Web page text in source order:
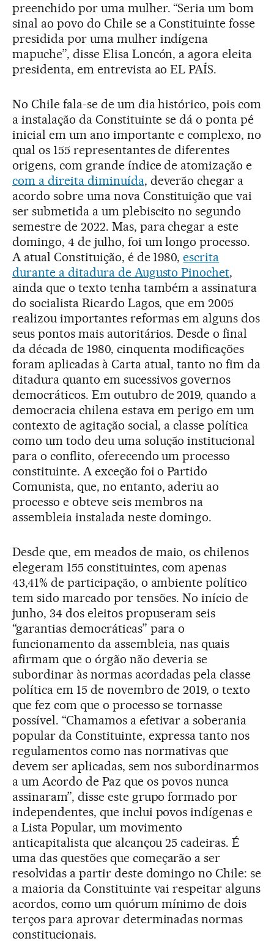
preenchido por uma mulher. “Seria um bom
sinal ao povo do Chile se a Constituinte fosse
presidida por uma mulher indígena
mapuche”, disse Elisa Loncón, a agora eleita
presidenta, em entrevista ao EL PAÍS.
No Chile fala-se de um dia histórico, pois com
a instalação da Constituinte se dá o ponta pé
inicial em um ano importante e complexo, no
qual os 155 representantes de diferentes
origens, com grande índice de atomização e
com a direita diminuída, deverão chegar a
acordo sobre uma nova Constituição que vai
ser submetida a um plebiscito no segundo
semestre de 2022. Mas, para chegar a este
domingo, 4 de julho, foi um longo processo.
A atual Constituição, é de 1980,escrita
durante a ditadura de Augusto Pinochet,
ainda que o texto tenha também a assinatura
do socialista Ricardo Lagos, que em 2005
realizou importantes reformas em alguns dos
seus pontos mais autoritários. Desde o final
da década de 1980, cinquenta modificações
foram aplicadas à Carta atual, tanto no fim da
ditadura quanto em sucessivos governos
democráticos. Em outubro de 2019, quando a
democracia chilena estava em perigo em um
contexto de agitação social, a classe política
como um todo deu uma solução institucional
para o conflito, oferecendo um processo
constituinte. A exceção foi o Partido
Comunista, que, no entanto, aderiu ao
processo e obteve seis membros na
assembleia instalada neste domingo.
Desde que, em meados de maio, os chilenos
elegeram 155 constituintes, com apenas
43,41% de participação, o ambiente político
tem sido marcado por tensões. No início de
junho, 34 dos eleitos propuseram seis
“garantias democráticas” para o
funcionamento da assembleia, nas quais
afirmam que o órgão não deveria se
subordinar às normas acordadas pela classe
política em 15 de novembro de 2019, o texto
que fez com que o processo se tornasse
possível. “Chamamos a efetivar a soberania
popular da Constituinte, expressa tanto nos
regulamentos como nas normativas que
devem ser aplicadas, sem nos subordinarmos
a um Acordo de Paz que os povos nunca
assinaram”, disse este grupo formado por
independentes, que inclui povos indígenas e
a Lista Popular, um movimento
anticapitalista que alcançou 25 cadeiras. É
uma das questões que começarão a ser
resolvidas a partir deste domingo no Chile: se
a maioria da Constituinte vai respeitar alguns
acordos, como um quórum mínimo de dois
terços para aprovar determinadas normas
constitucionais.